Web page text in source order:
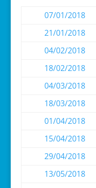
07/01/2018
21/01/2018
04/02/2018
18/02/2018
04/03/2018
18/03/2018
01/04/2018
15/04/2018
29/04/2018
13/05/2018